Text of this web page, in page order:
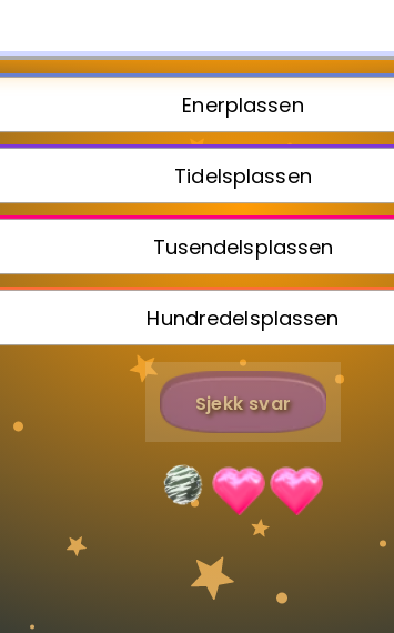
Bestill privatundervisning
Inviter en venn
Enerplassen
Tidelsplassen
Tusendelsplassen
Hundredelsplassen
Sjekk svar